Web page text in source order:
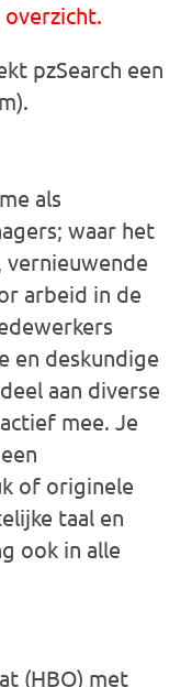
pzSearch een
als
waar het
arbeid in de
en deskundige
aan diverse
mee. Je
of originele
taal en
ook in alle
(HBO) met